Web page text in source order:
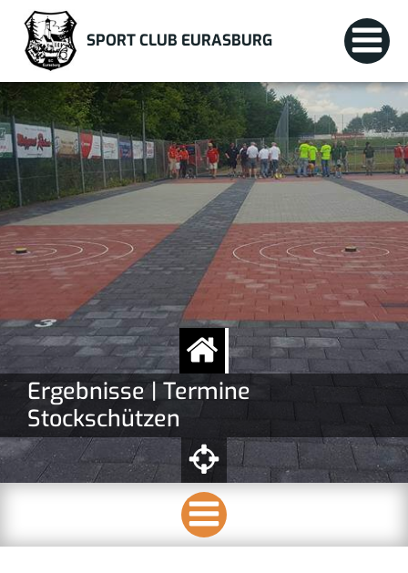
springen
SPORT CLUB EURASBURG
Ergebnisse | Termine
Stockschützen